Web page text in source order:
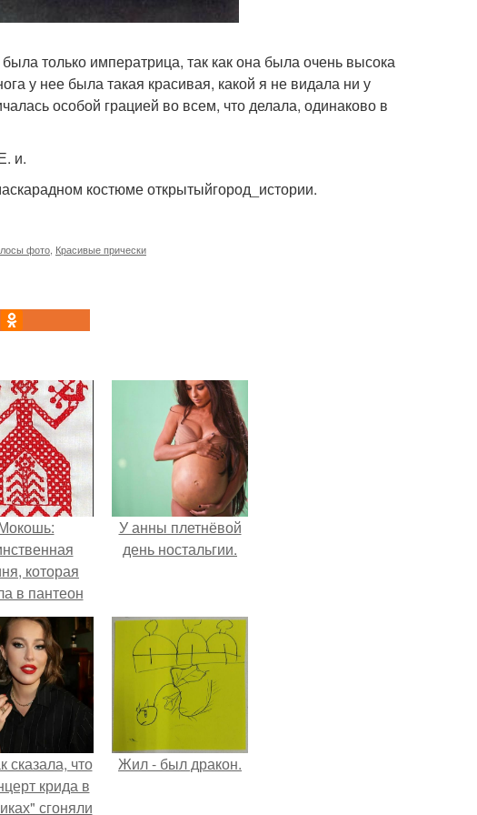
только императрица, так как она была очень высока
у нее была такая красивая, какой я не видала ни у
особой грацией во всем, что делала, одинаково в
и.
костюме открытыйгород_истории.
фото Красивые прически
которая
в пантеон
Владимира.
У анны плетнёвой
день ностальгии.
сказала, что
крида в
сгоняли
Жил - был дракон.